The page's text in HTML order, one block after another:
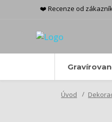
❤️ Recenze od
Úvod